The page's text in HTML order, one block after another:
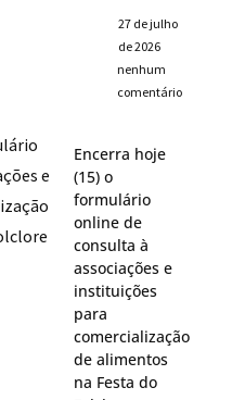
27 de julho
de 2026
nenhum
comentário
Encerra hoje
(15) o
formulário
online de
consulta à
associações e
instituições
para
comercialização
de alimentos
na Festa do